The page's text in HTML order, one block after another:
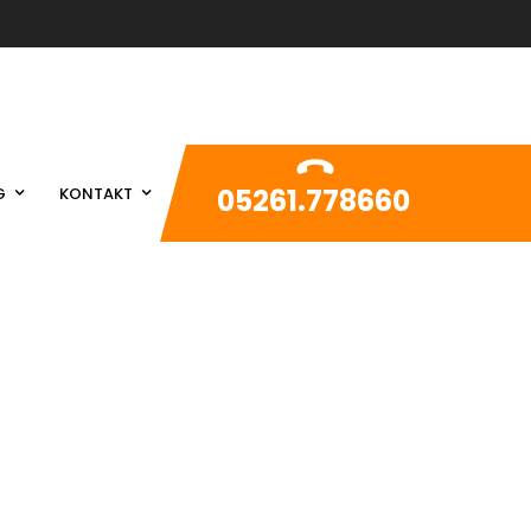
KONTAKT 05261.778660